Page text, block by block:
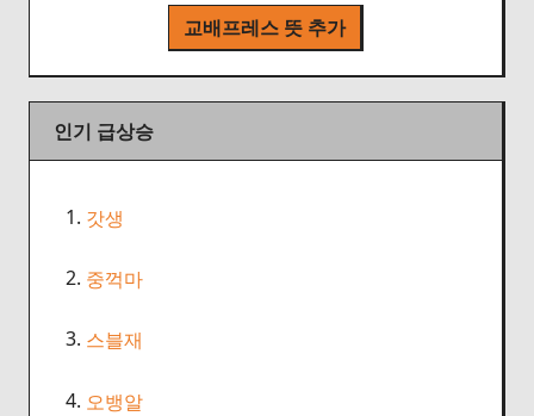
교배프레스 뜻 추가
인기 급상승
1. 갓생
2. 중꺽마
3. 스블재
4. 오뱅알